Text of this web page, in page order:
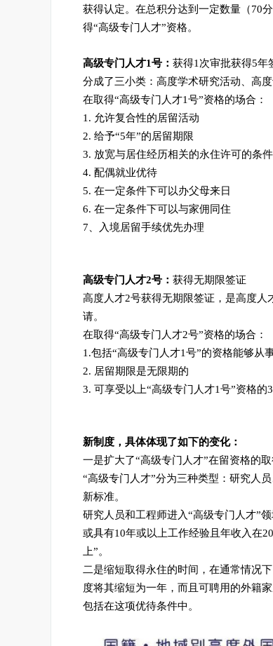
获得认定。在总积分达到一定数量（70
得“高级专门人才”资格。
高级专门人才1号： 获得1次审批获得5年
分成了三小类： 高度学术研究活动、 高
在取得“高级专门人才1号”资格的场合：
1. 允许复合性的居留活动
2. 给予“5年”的居留期限
3. 放宽与居住经历相关的永住许可的条件
4. 配偶就业优待
5. 在一定条件下可以办父母来日
6. 在一定条件下可以与家佣同住
7、入境居留手续优先办理
高级专门人才2号： 获得无期限签证
高度人才2号获得无期限签证，是高度人
请。
在取得“高级专门人才2号”资格的场合：
1.包括“高级专门人才1号”的资格能够从
2. 居留期限是无限期的
3. 可享受以上“高级专门人才1号”资格的
新制度，具体体现了如下的变化：
一是扩大了“高级专门人才”在留资格的
“高级专门人才”分为三种类型：研究人
新标准。
研究人员和工程师进入“高级专门人才”
或具有10年或以上工作经验且年收入在
上”。
二是缩短取得永住的时间，在通常情况
度将其缩短为一年，而且可聘用的外籍
包括在这项优待条件中。